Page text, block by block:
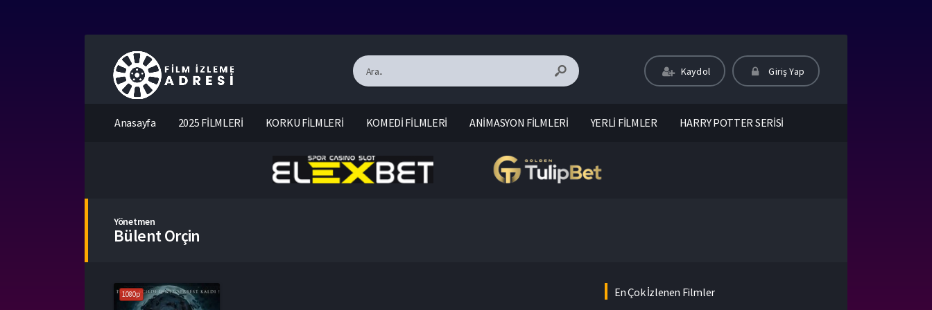
Kaydol Giriş Yap
Anasayfa 2025 FİLMLERİ KORKU FİLMLERİ KOMEDİ FİLMLERİ ANİMASYON FİLMLERİ YERLİ FİLMLER HARRY POTTER SERİSİ
Yönetmen
Bülent Orçin
1080p En Çok İzlenen Filmler